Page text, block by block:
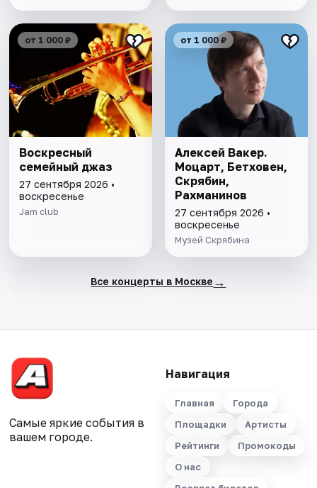
от 1 000 ₽
Воскресный
семейный джаз
27 сентября 2026 •
воскресенье
Jam club
от 1 000 ₽
Алексей Вакер.
Моцарт, Бетховен,
Скрябин,
Рахманинов
27 сентября 2026 •
воскресенье
Музей Скрябина
Все концерты в Москве →
Самые яркие события в
вашем городе.
Навигация
Главная
Города
Площадки
Артисты
Рейтинги
Промокоды
О нас